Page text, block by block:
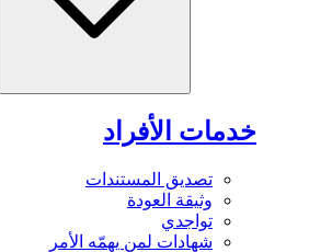
خدمات الأفراد
تصديق المستندات
وثيقة العودة
تواجدي
شهادات لمن يهمّه الأمر